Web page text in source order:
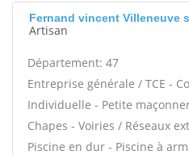
Fernand vincent Villeneuve
Artisan
Département: 47
Entreprise générale / TCE -
Individuelle - Petite
Chapes - Voiries / Réseaux
Piscine en dur - Piscine à